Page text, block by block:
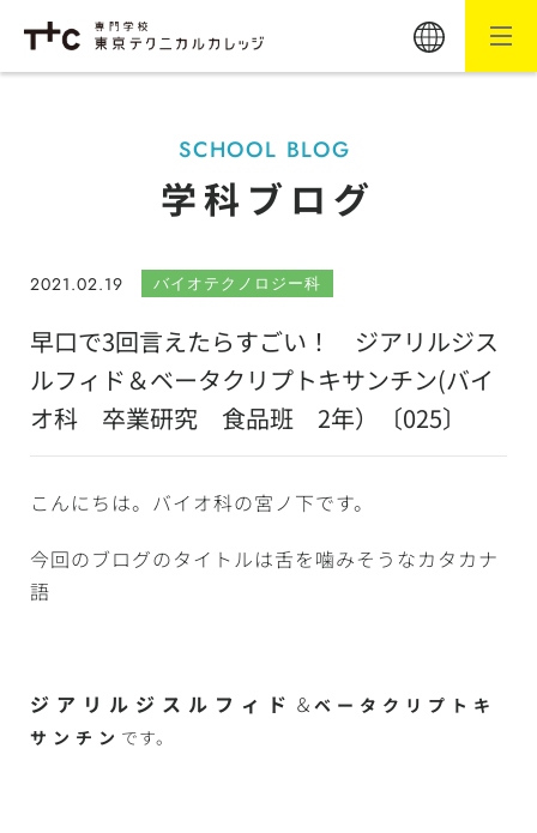
SCHOOL BLOG
学科ブログ
2021.02.19 バイオテクノロジー科
早口で3回言えたらすごい！ ジアリルジス
ルフィド＆ベータクリプトキサンチン(バイ
オ科 卒業研究 食品班 2年）〔025〕
こんにちは。バイオ科の宮ノ下です。
今回のブログのタイトルは舌を噛みそうなカタカナ
語
ジ ア リ ル ジ ス ル フ ィ ド ＆ ベ ー タ ク リ プ ト キ
サ ン チ ン です。